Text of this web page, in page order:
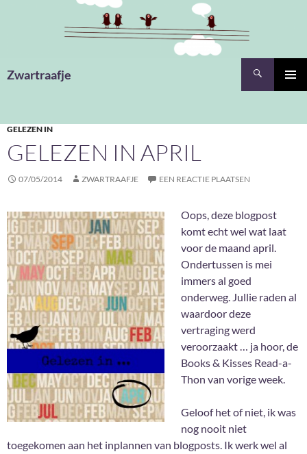
Zwartraafje
GELEZEN IN
GELEZEN IN APRIL
07/05/2014 ZWARTRAAFJE EEN REACTIE PLAATSEN
Oops, deze blogpost
komt echt wel wat laat
voor de maand april.
Ondertussen is mei
immers al goed
onderweg. Jullie raden al
waardoor deze
vertraging werd
veroorzaakt … ja hoor, de
Books & Kisses Read-a-
Thon van vorige week.
Geloof het of niet, ik was
nog nooit niet
toegekomen aan het inplannen van blogposts. Ik werk wel al